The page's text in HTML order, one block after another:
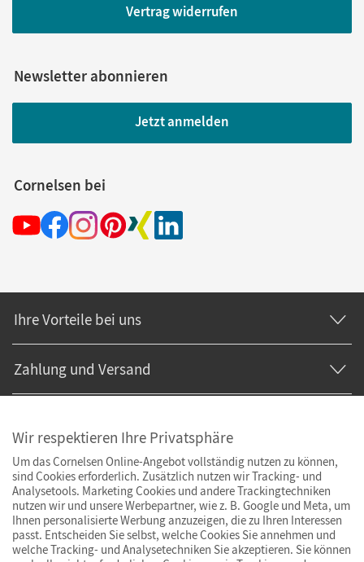
Vertrag widerrufen
Newsletter abonnieren
Jetzt anmelden
Cornelsen bei
Ihre Vorteile bei uns
Zahlung und Versand
Wir respektieren Ihre Privatsphäre
Um das Cornelsen Online-Angebot vollständig nutzen zu können,
sind Cookies erforderlich. Zusätzlich nutzen wir Tracking- und
Analysetools. Marketing Cookies und andere Trackingtechniken
nutzen wir und unsere Werbepartner, wie z. B. Google und Meta, um
Ihnen personalisierte Werbung anzuzeigen, die zu Ihren Interessen
passt. Entscheiden Sie selbst, welche Cookies Sie annehmen und
welche Tracking- und Analysetechniken Sie akzeptieren. Sie können